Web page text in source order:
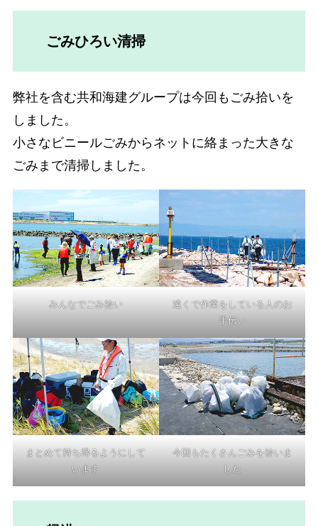
ごみひろい清掃
弊社を含む共和海建グループは今回もごみ拾いを
しました。
小さなビニールごみからネットに絡まった大きな
ごみまで清掃しました。
みんなでごみ拾い
遠くで作業をしている人のお
手伝い
まとめて持ち帰るようにして
います
今回もたくさんごみを拾いま
した